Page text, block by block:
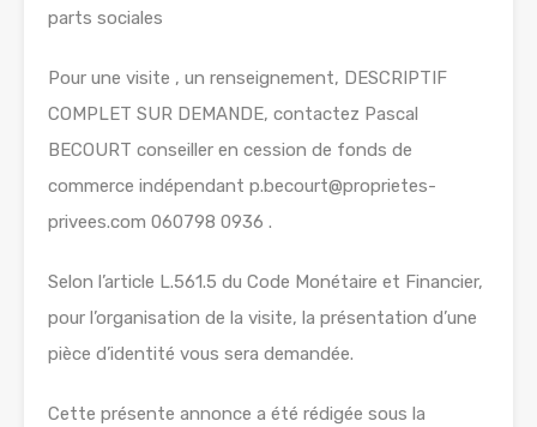
parts sociales
Pour une visite , un renseignement, DESCRIPTIF
COMPLET SUR DEMANDE, contactez Pascal
BECOURT conseiller en cession de fonds de
commerce indépendant p.becourt@proprietes-
privees.com 060798 0936 .
Selon l’article L.561.5 du Code Monétaire et Financier,
pour l’organisation de la visite, la présentation d’une
pièce d’identité vous sera demandée.
Cette présente annonce a été rédigée sous la